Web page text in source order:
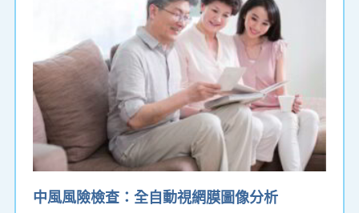
中風風險檢查：全自動視網膜圖像分析